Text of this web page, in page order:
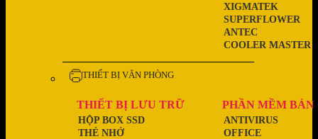
COOLER MASTER
ANTEC
SUPERFLOWER
XIGMATEK
THIẾT BỊ VĂN PHÒNG
THIẾT BỊ LƯU TRỮ
THẺ NHỚ
HỘP BOX SSD
PHẦN MỀM BẢN
OFFICE
ANTIVIRUS